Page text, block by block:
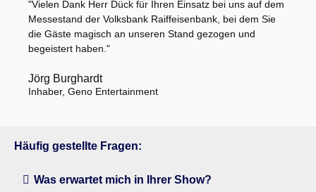
"Vielen Dank Herr Dück für Ihren Einsatz bei uns auf dem
Messestand der Volksbank Raiffeisenbank, bei dem Sie
die Gäste magisch an unseren Stand gezogen und
begeistert haben."
Jörg Burghardt
Inhaber, Geno Entertainment
Häufig gestellte Fragen:
Was erwartet mich in Ihrer Show?